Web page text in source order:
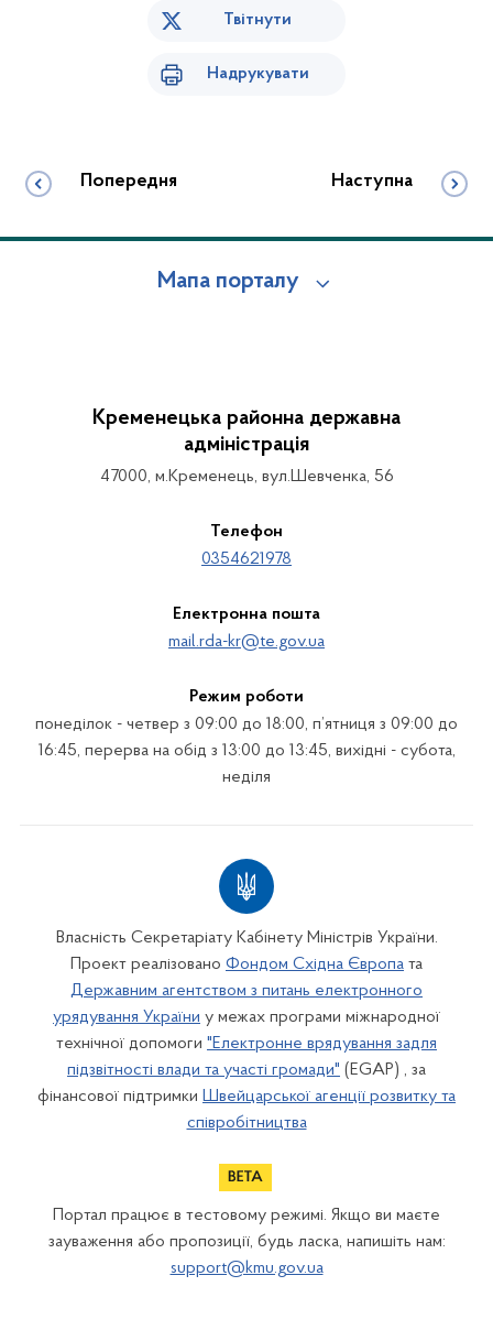
Твітнути
Надрукувати
Попередня Наступна
Мапа порталу
Кременецька районна державна
адміністрація
47000, м.Кременець, вул.Шевченка, 56
Телефон
0354621978
Електронна пошта
mail.rda-kr@te.gov.ua
Режим роботи
понеділок - четвер з 09:00 до 18:00, п’ятниця з 09:00 до
16:45, перерва на обід з 13:00 до 13:45, вихідні - субота,
неділя
Власність Секретаріату Кабінету Міністрів України.
Проект реалізовано Фондом Східна Європа та
Державним агентством з питань електронного
урядування України у межах програми міжнародної
технічної допомоги "Електронне врядування задля
підзвітності влади та участі громади" (EGAP) , за
фінансової підтримки Швейцарської агенції розвитку та
співробітництва
Портал працює в тестовому режимі. Якщо ви маєте
зауваження або пропозиції, будь ласка, напишіть нам:
support@kmu.gov.ua